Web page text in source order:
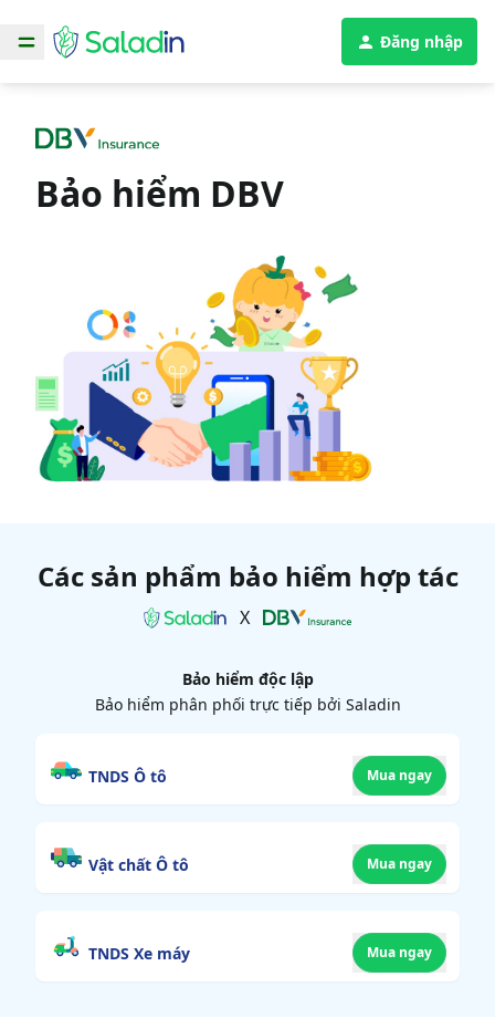
Đăng nhập
Bảo hiểm DBV
Các sản phẩm bảo hiểm hợp tác
X
Bảo hiểm độc lập
Bảo hiểm phân phối trực tiếp bởi Saladin
TNDS Ô tô Mua ngay
Vật chất Ô tô Mua ngay
TNDS Xe máy Mua ngay